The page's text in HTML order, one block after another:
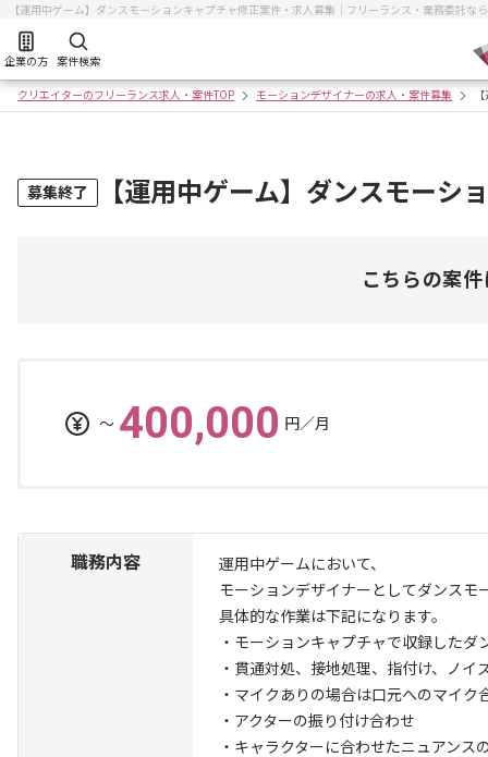
【運用中ゲーム】ダンスモーションキャプチャ修正案件・求人募集｜フリーランス・業務委託な
企業の方 案件検索
クリエイターのフリーランス求人・案件TOP モーションデザイナーの求人・案件募集
募集終了 【運用中ゲーム】ダンスモーシ
こちらの案
〜 400,000 円／月
職務内容
運用中ゲームにおいて、
モーションデザイナーとしてダンスモ
具体的な作業は下記になります。
・モーションキャプチャで収録したダ
・貫通対処、接地処理、指付け、ノイ
・マイクありの場合は口元へのマイク
・アクターの振り付け合わせ
・キャラクターに合わせたニュアンス